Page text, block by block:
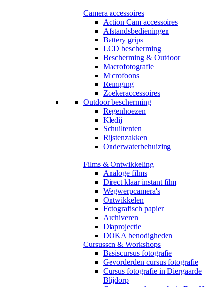
Camera accessoires
Action Cam accessoires
Afstandsbedieningen
Battery grips
LCD bescherming
Bescherming & Outdoor
Macrofotografie
Microfoons
Reiniging
Zoekeraccessoires
Outdoor bescherming
Regenhoezen
Kledij
Schuiltenten
Rijstenzakken
Onderwaterbehuizing
Films & Ontwikkeling
Analoge films
Direct klaar instant film
Wegwerpcamera's
Ontwikkelen
Fotografisch papier
Archiveren
Diaprojectie
DOKA benodigheden
Cursussen & Workshops
Basiscursus fotografie
Gevorderden cursus fotografie
Cursus fotografie in Diergaarde
Blijdorp